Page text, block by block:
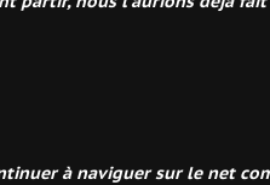
à naviguer sur le net